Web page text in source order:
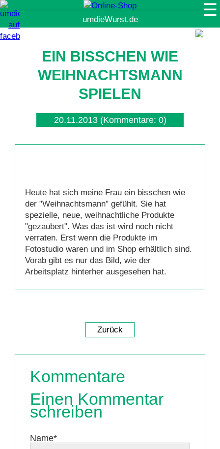
EIN BISSCHEN WIE
WEIHNACHTSMANN
SPIELEN
20.11.2013(Kommentare: 0)
Heute hat sich meine Frau ein bisschen wie
der "Weihnachtsmann" gefühlt. Sie hat
spezielle, neue, weihnachtliche Produkte
"gezaubert". Was das ist wird noch nicht
verraten. Erst wenn die Produkte im
Fotostudio waren und im Shop erhältlich sind.
Vorab gibt es nur das Bild, wie der
Arbeitsplatz hinterher ausgesehen hat.
Zurück
Kommentare
Einen Kommentar
schreiben
Pflichtfeld
Name*
☰